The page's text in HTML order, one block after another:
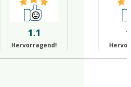
1.1
Hervorragend!